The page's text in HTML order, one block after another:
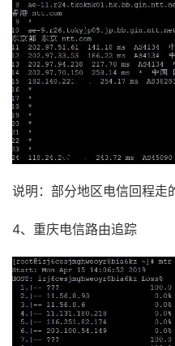
说明：部分地区电信回程走
4、重庆电信路由追踪